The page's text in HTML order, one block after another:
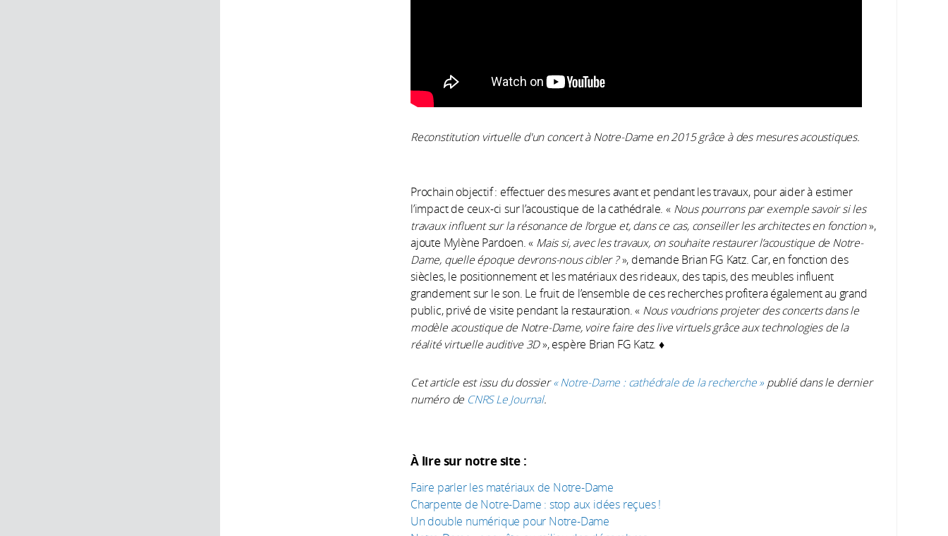
Reconstitution virtuelle d'un concert à Notre-Dame en 2015 grâce à des mesures acoustiques.
Prochain objectif : effectuer des mesures avant et pendant les travaux, pour aider à estimer
l’impact de ceux-ci sur l’acoustique de la cathédrale. « Nous pourrons par exemple savoir si les
travaux influent sur la résonance de l’orgue et, dans ce cas, conseiller les architectes en fonction»,
ajoute Mylène Pardoen. « Mais si, avec les travaux, on souhaite restaurer l’acoustique de Notre-
Dame, quelle époque devrons-nous cibler ?», demande Brian FG Katz. Car, en fonction des
siècles, le positionnement et les matériaux des rideaux, des tapis, des meubles influent
grandement sur le son. Le fruit de l’ensemble de ces recherches profitera également au grand
public, privé de visite pendant la restauration. « Nous voudrions projeter des concerts dans le
modèle acoustique de Notre-Dame, voire faire des live virtuels grâce aux technologies de la
réalité virtuelle auditive 3D», espère Brian FG Katz. ♦
Cet article est issu du dossier« Notre-Dame : cathédrale de la recherche » publié dans le dernier
numéro de CNRS Le Journal.
À lire sur notre site :
Faire parler les matériaux de Notre-Dame
Charpente de Notre-Dame : stop aux idées reçues !
Un double numérique pour Notre-Dame